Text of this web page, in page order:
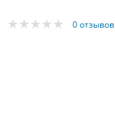
0 отзывов